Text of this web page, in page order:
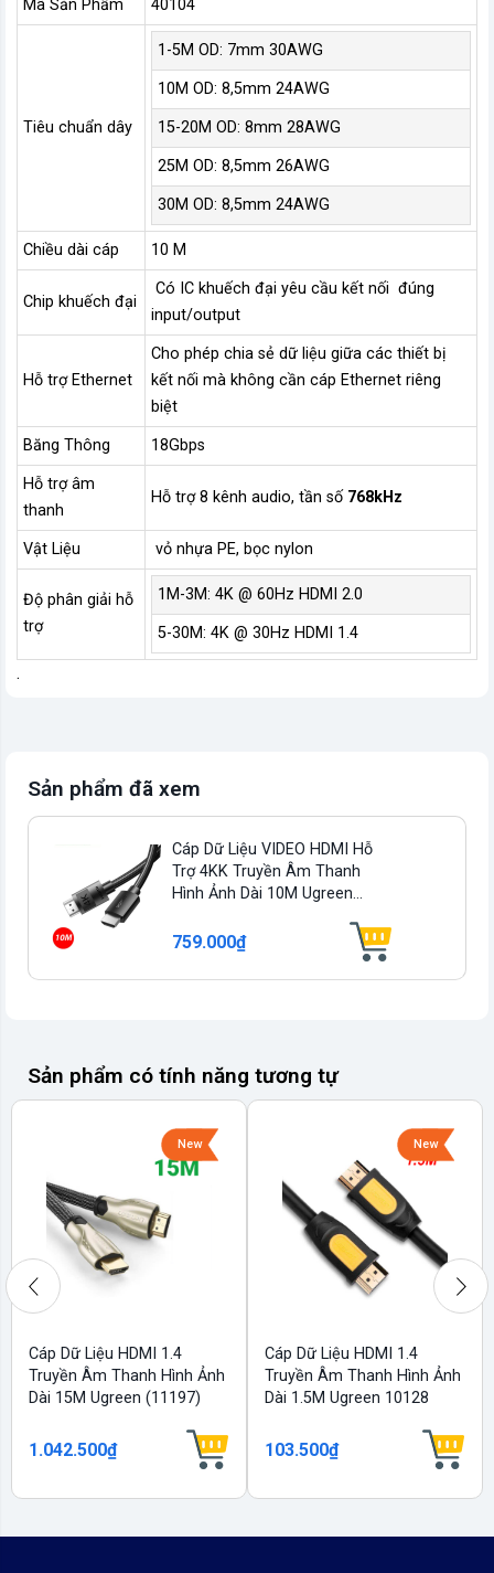
Mã Sản Phẩm 40104
Tiêu chuẩn dây
1-5M OD: 7mm 30AWG
10M OD: 8,5mm 24AWG
15-20M OD: 8mm 28AWG
25M OD: 8,5mm 26AWG
30M OD: 8,5mm 24AWG
Chiều dài cáp 10 M
Chip khuếch đại
Có IC khuếch đại yêu cầu kết nối đúng
input/output
Hỗ trợ Ethernet
Cho phép chia sẻ dữ liệu giữa các thiết bị
kết nối mà không cần cáp Ethernet riêng
biệt
Băng Thông 18Gbps
Hỗ trợ âm
thanh
Hỗ trợ 8 kênh audio, tần số 768kHz
Vật Liệu vỏ nhựa PE, bọc nylon
Độ phân giải hỗ
trợ
1M-3M: 4K @ 60Hz HDMI 2.0
5-30M: 4K @ 30Hz HDMI 1.4
.
Sản phẩm đã xem
Cáp Dữ Liệu VIDEO HDMI Hỗ
Trợ 4KK Truyền Âm Thanh
Hình Ảnh Dài 10M Ugreen...
759.000₫
Sản phẩm có tính năng tương tự
New
Cáp Dữ Liệu HDMI 1.4
Truyền Âm Thanh Hình Ảnh
Dài 15M Ugreen (11197)
1.042.500₫
New
Cáp Dữ Liệu HDMI 1.4
Truyền Âm Thanh Hình Ảnh
Dài 1.5M Ugreen 10128
103.500₫